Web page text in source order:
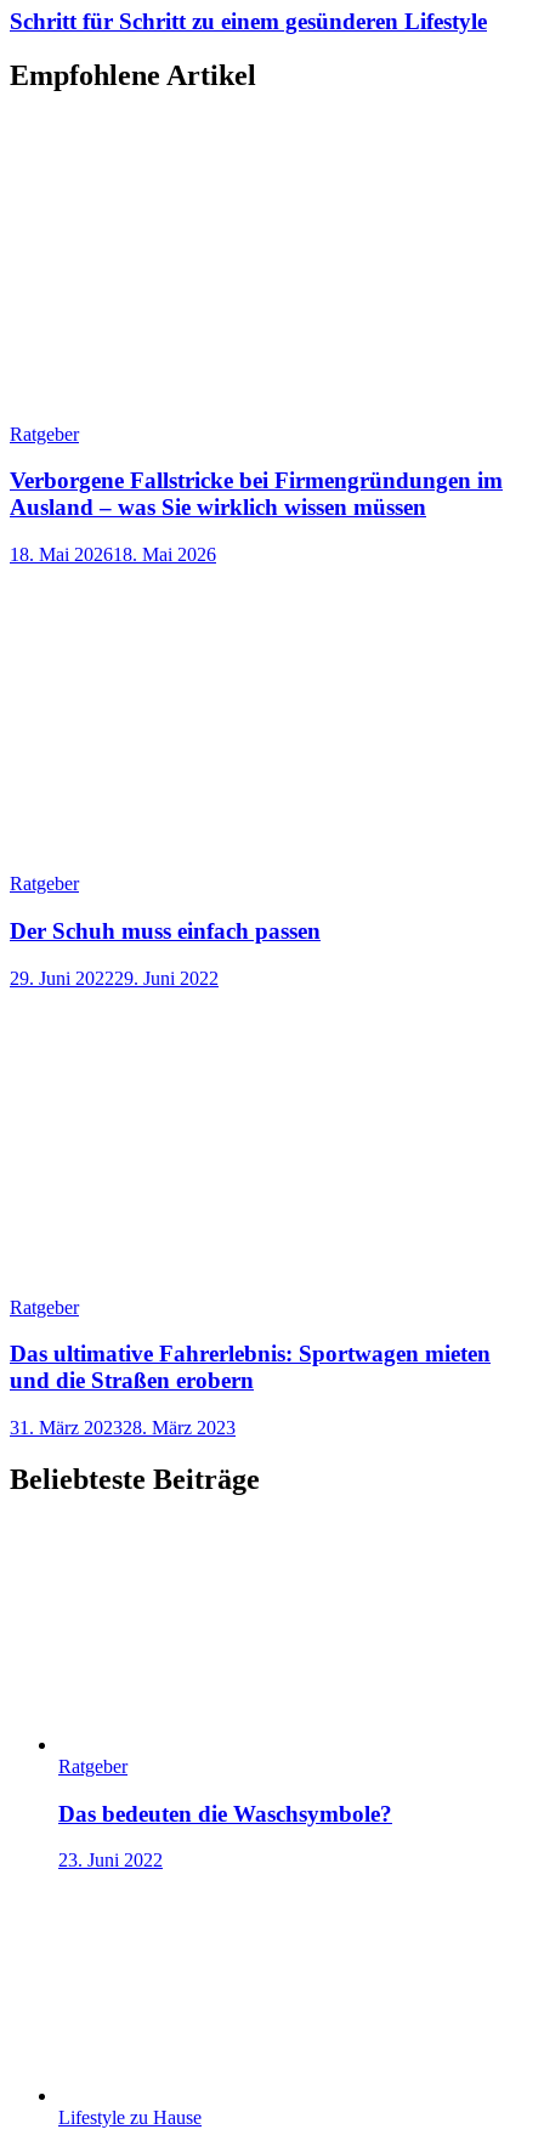
Schritt für Schritt zu einem gesünderen Lifestyle
Empfohlene Artikel
Ratgeber
Verborgene Fallstricke bei Firmengründungen im
Ausland – was Sie wirklich wissen müssen
18. Mai 202618. Mai 2026
Ratgeber
Der Schuh muss einfach passen
29. Juni 202229. Juni 2022
Ratgeber
Das ultimative Fahrerlebnis: Sportwagen mieten
und die Straßen erobern
31. März 202328. März 2023
Beliebteste Beiträge
Ratgeber
Das bedeuten die Waschsymbole?
23. Juni 2022
Lifestyle zu Hause